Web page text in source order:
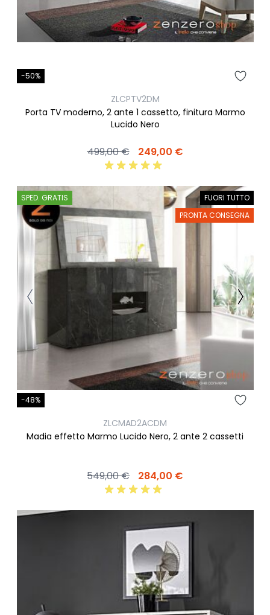
-50%
ZLCPTV2DM
Porta TV moderno, 2 ante 1 cassetto, finitura Marmo
Lucido Nero
499,00 € 249,00 €
SPED. GRATIS
FUORI TUTTO
PRONTA CONSEGNA
-48%
ZLCMAD2ACDM
Madia effetto Marmo Lucido Nero, 2 ante 2 cassetti
549,00 € 284,00 €